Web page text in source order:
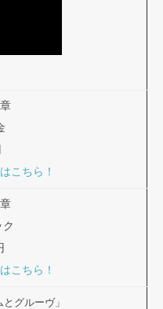
こちら！
ク
こちら！
グルーヴ」